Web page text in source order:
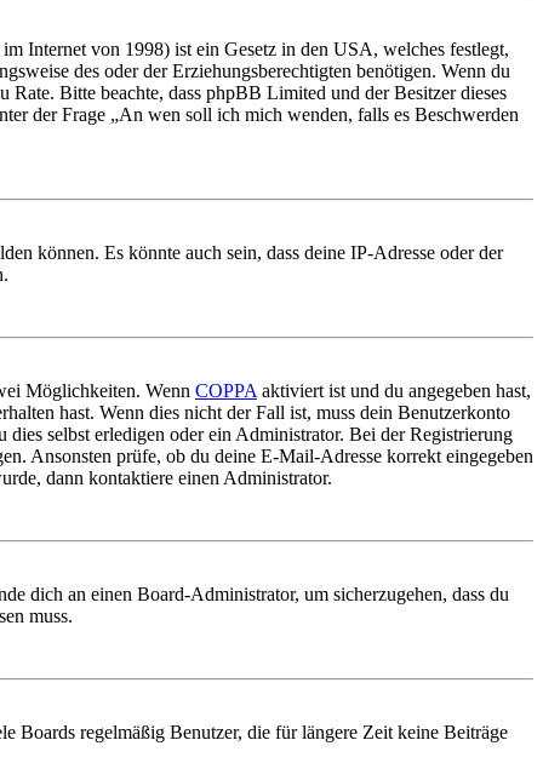
Internet von 1998) ist ein Gesetz in den USA, welches festlegt,
des oder der Erziehungsberechtigten benötigen. Wenn du
Bitte beachte, dass phpBB Limited und der Besitzer dieses
der Frage „An wen soll ich mich wenden, falls es Beschwerden
können. Es könnte auch sein, dass deine IP-Adresse oder der
Möglichkeiten. Wenn COPPA aktiviert ist und du angegeben hast,
hast. Wenn dies nicht der Fall ist, muss dein Benutzerkonto
selbst erledigen oder ein Administrator. Bei der Registrierung
Ansonsten prüfe, ob du deine E-Mail-Adresse korrekt eingegeben
dann kontaktiere einen Administrator.
dich an einen Board-Administrator, um sicherzugehen, dass du
muss.
Boards regelmäßig Benutzer, die für längere Zeit keine Beiträge